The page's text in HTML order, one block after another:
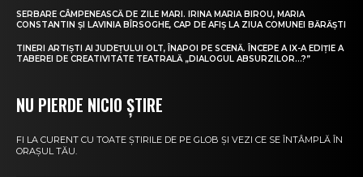
SERBARE CÂMPENEASCĂ DE ZILE MARI. IRINA MARIA BIROU, MARIA
CONSTANTIN ȘI LAVINIA BÎRSOGHE, CAP DE AFIȘ LA ZIUA COMUNEI BĂRĂȘTI
TINERI ARTIȘTI AI JUDEȚULUI OLT, ÎNAPOI PE SCENĂ. ÎNCEPE A IX-A EDIȚIE A
TABEREI DE CREATIVITATE TEATRALĂ „DIALOGUL ABSURZILOR…?”
NU PIERDE NICIO ȘTIRE
FI LA CURENT CU TOATE ȘTIRILE DE PE GLOB ȘI VEZI CE SE ÎNTÂMPLĂ ÎN
ORAȘUL TĂU.